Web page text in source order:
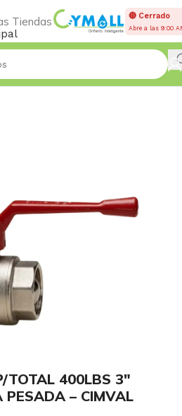
Tiendas 🔴 Cerrado
Abre a las 9:00
TOTAL 400LBS 3″
PESADA – CIMVAL